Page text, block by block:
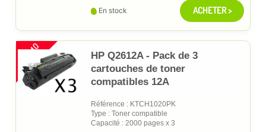
En stock ACHETER >
PROMO
HP Q2612A - Pack de 3
cartouches de toner
compatibles 12A
Référence : KTCH1020PK
Type : Toner compatible
Capacité : 2000 pages x 3